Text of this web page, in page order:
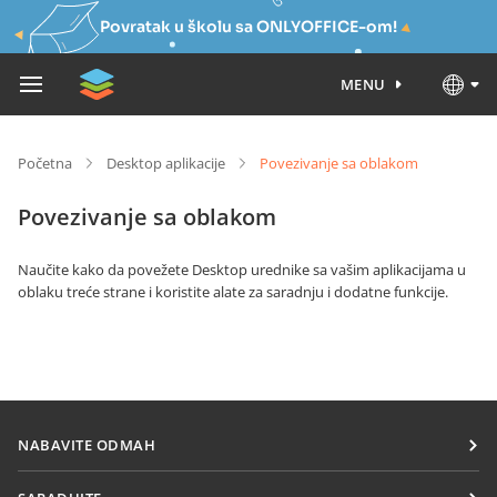
Povratak u školu sa ONLYOFFICE-om!
MENU
Početna Desktop aplikacije Povezivanje sa oblakom
Povezivanje sa oblakom
Naučite kako da povežete Desktop urednike sa vašim aplikacijama u
oblaku treće strane i koristite alate za saradnju i dodatne funkcije.
NABAVITE ODMAH